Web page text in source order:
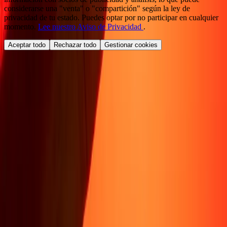
considerarse una "venta" o "compartición" según la ley de
privacidad de tu estado. Puedes optar por no participar en cualquier
momento. Lee nuestro Aviso de Privacidad .
Aceptar todo Rechazar todo Gestionar cookies